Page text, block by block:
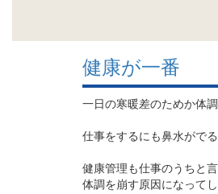
健康が一番
一日の寒暖差のためか体
仕事をするにも鼻水がで
健康管理も仕事のうちと
体調を崩す原因になって